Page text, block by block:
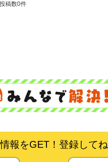
稿数0件
報をGET！登録してね